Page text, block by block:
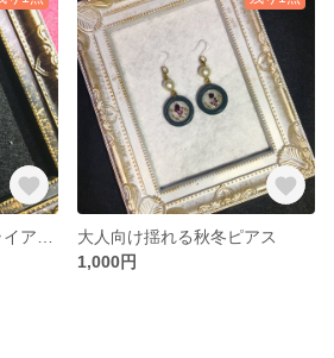
大人向け揺れる秋冬ピアス
1,000円